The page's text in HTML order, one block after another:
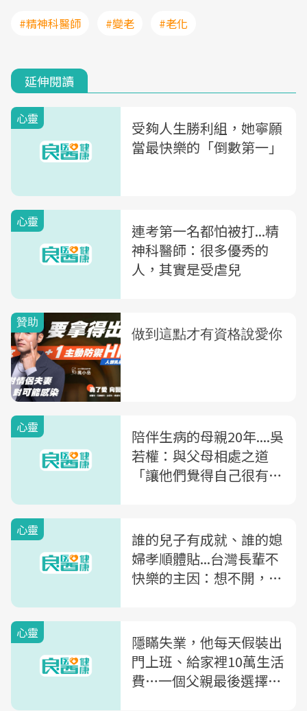
#精神科醫師 #變老 #老化
延伸閱讀
心靈
受夠人生勝利組，她寧願
當最快樂的「倒數第一」
心靈
連考第一名都怕被打...精
神科醫師：很多優秀的
人，其實是受虐兒
心靈
陪伴生病的母親20年....吳
若權：與父母相處之道
「讓他們覺得自己很有
心靈
誰的兒子有成就、誰的媳
婦孝順體貼...台灣長輩不
快樂的主因：想不開，放
心靈
隱瞞失業，他每天假裝出
門上班、給家裡10萬生活
費…一個父親最後選擇殺